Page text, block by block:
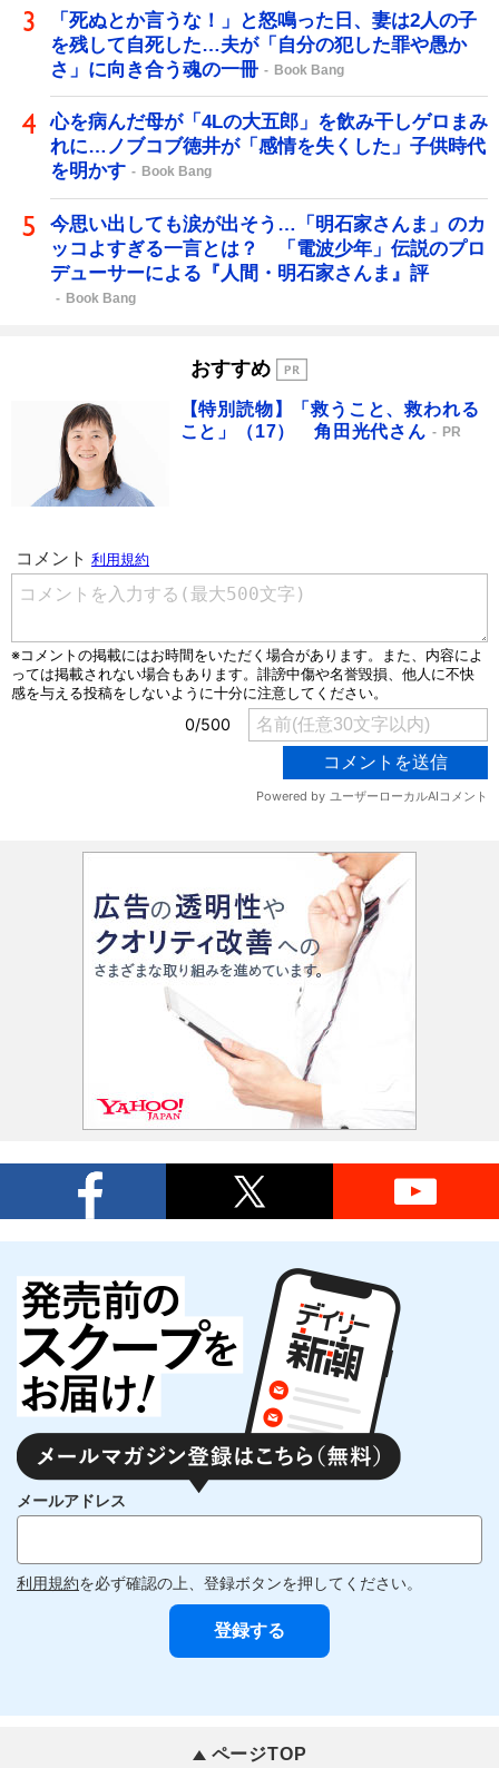
「死ぬとか言うな！」と怒鳴った日、妻は2人の子
を残して自死した…夫が「自分の犯した罪や愚か
さ」に向き合う魂の一冊
Book Bang
心を病んだ母が「4Lの大五郎」を飲み干しゲロまみ
れに…ノブコブ徳井が「感情を失くした」子供時代
を明かす
Book Bang
今思い出しても涙が出そう…「明石家さんま」のカ
ッコよすぎる一言とは？ 「電波少年」伝説のプロ
デューサーによる『人間・明石家さんま』評
Book Bang
おすすめ
【特別読物】「救うこと、救われる
こと」（17） 角田光代さん
PR
メールアドレス
利用規約を必ず確認の上、登録ボタンを押してください。
ページTOP